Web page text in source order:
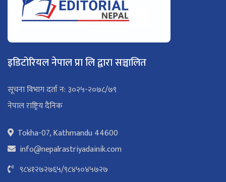
इडिटोरियल नेपाल प्रा लि द्वारा सञ्चालित
सूचना विभाग दर्ता न: ३०२५-२०७८/७९
नेपाल राष्ट्रिय दैनिक
Tokha-07, Kathmandu 44600
info@nepalrastriyadainik.com
९८४१२७२७६५/९८४५०४५७२७